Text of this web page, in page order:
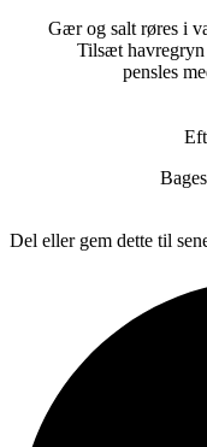
Gær og salt røres i
Tilsæt havregryn
pensles
Del eller gem dette til